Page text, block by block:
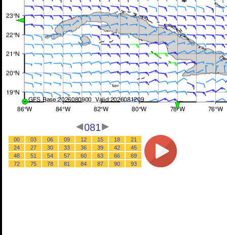
081
00 03 06 09 12 15 18
21
24
27 30 33 36 39 42
45
48
51 54 57 60 63 66
69
72
75 78 81 84 87 90 93